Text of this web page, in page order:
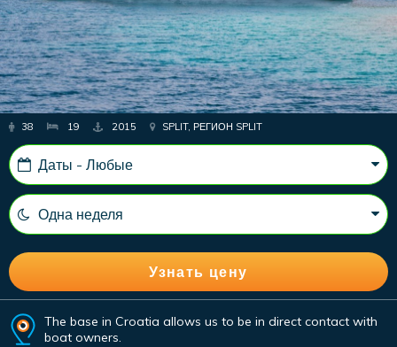
38 19 2015 SPLIT, РЕГИОН SPLIT
The base in Croatia allows us to be in direct contact with
boat owners.